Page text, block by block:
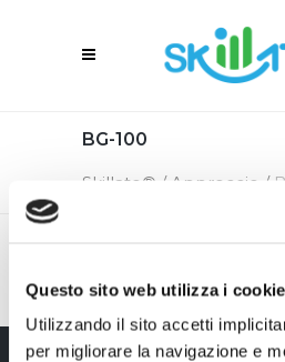
Questo sito web utilizza i cookie
Utilizzando il sito accetti
per migliorare la navigazione e
BG-100
Skillato® / Approccio /